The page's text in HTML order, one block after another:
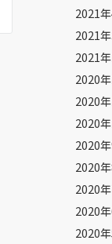
2021
2021
2021
2020
2020
2020
2020
2020
2020
2020
2020